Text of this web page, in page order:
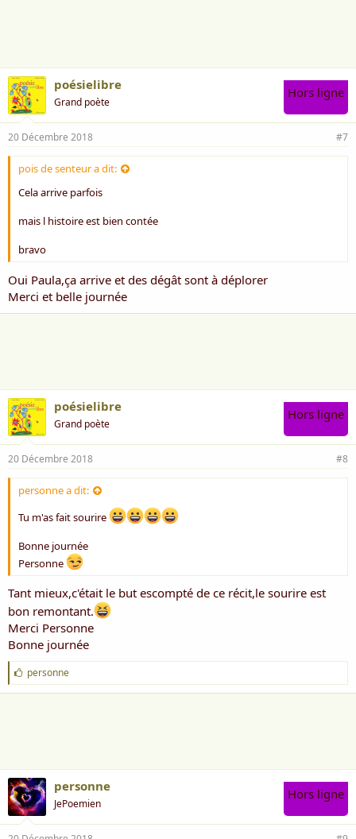
poésielibre
Grand poète
Hors ligne
20 Décembre 2018 #7
pois de senteur a dit:
Cela arrive parfois
mais l histoire est bien contée
bravo
Oui Paula,ça arrive et des dégât sont à déplorer
Merci et belle journée
poésielibre
Grand poète
Hors ligne
20 Décembre 2018 #8
personne a dit:
Tu m'as fait sourire
Bonne journée
Personne
Tant mieux,c'était le but escompté de ce récit,le sourire est
bon remontant.
Merci Personne
Bonne journée
J
'
a
personne
personne
JePoemien
Hors ligne